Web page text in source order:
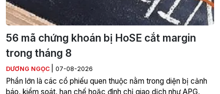
56 mã chứng khoán bị HoSE cắt margin
trong tháng 8
DƯƠNG NGỌC 07-08-2026
Phần lớn là các cổ phiếu quen thuộc nằm trong diện bị cảnh
báo, kiểm soát, hạn chế hoặc đình chỉ giao dịch như APG,